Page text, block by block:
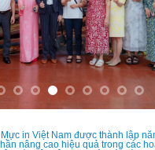
in Việt Nam được thành lập
nâng cao hiệu quả trong các